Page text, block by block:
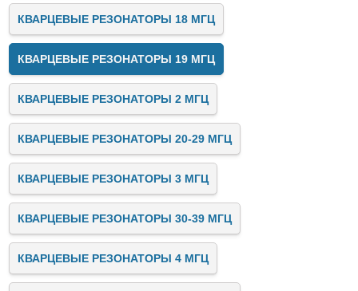
КВАРЦЕВЫЕ РЕЗОНАТОРЫ 18 МГЦ
КВАРЦЕВЫЕ РЕЗОНАТОРЫ 19 МГЦ
КВАРЦЕВЫЕ РЕЗОНАТОРЫ 2 МГЦ
КВАРЦЕВЫЕ РЕЗОНАТОРЫ 20-29 МГЦ
КВАРЦЕВЫЕ РЕЗОНАТОРЫ 3 МГЦ
КВАРЦЕВЫЕ РЕЗОНАТОРЫ 30-39 МГЦ
КВАРЦЕВЫЕ РЕЗОНАТОРЫ 4 МГЦ